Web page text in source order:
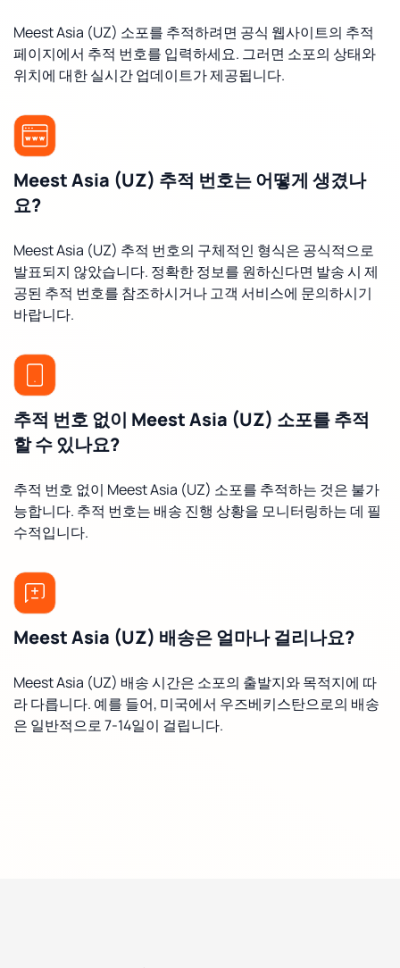
Meest Asia (UZ) 소포를 추적하려면 공식 웹사이트의 추적
페이지에서 추적 번호를 입력하세요. 그러면 소포의 상태와
위치에 대한 실시간 업데이트가 제공됩니다.
Meest Asia (UZ) 추적 번호는 어떻게 생겼나
요?
Meest Asia (UZ) 추적 번호의 구체적인 형식은 공식적으로
발표되지 않았습니다. 정확한 정보를 원하신다면 발송 시 제
공된 추적 번호를 참조하시거나 고객 서비스에 문의하시기
바랍니다.
추적 번호 없이 Meest Asia (UZ) 소포를 추적
할 수 있나요?
추적 번호 없이 Meest Asia (UZ) 소포를 추적하는 것은 불가
능합니다. 추적 번호는 배송 진행 상황을 모니터링하는 데 필
수적입니다.
Meest Asia (UZ) 배송은 얼마나 걸리나요?
Meest Asia (UZ) 배송 시간은 소포의 출발지와 목적지에 따
라 다릅니다. 예를 들어, 미국에서 우즈베키스탄으로의 배송
은 일반적으로 7-14일이 걸립니다.